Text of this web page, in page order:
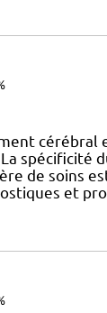
cérébral
spécificité
de soins
et